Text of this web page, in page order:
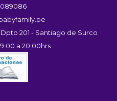
201 - Santiago de Surco
a 20:00hrs